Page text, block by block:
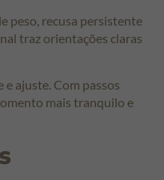
peso, recusa persistente
traz orientações claras
e ajuste. Com passos
mais tranquilo e